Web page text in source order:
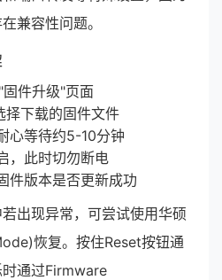
兼容性问题。
件升级"页面
择下载的固件文件
心等待约5-10分钟
，此时切勿断电
件版本是否更新成功
出现异常，可尝试使用华硕
恢复。按住Reset按钮通
通过Firmware